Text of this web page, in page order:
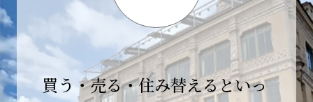
よろしくお願いいたします。
2026-04-17
【臨時休業のお知らせ】
平素より格別のご愛顧を賜り、誠にありがとう
買う・売る・住み替えるといっ